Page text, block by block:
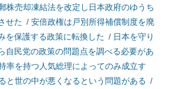
株売却凍結法を改定し日本政府のゆうち
せた / 安倍政権は戸別所得補償制度を廃
を保護する政策に転換した / 日本を守り
自民党の政策の問題点を調べる必要があ
率を持つ人気総理によってのみ成立す
と世の中が悪くなるという問題がある /